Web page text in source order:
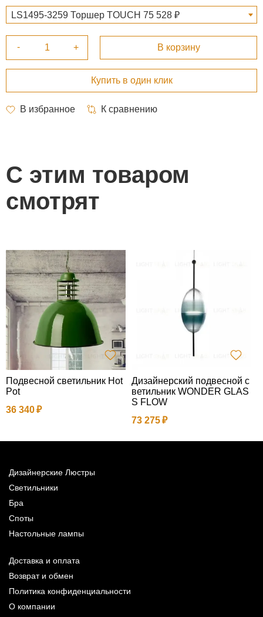
LS1495-3259 Торшер TOUCH 75 528 ₽
С этим товаром
смотрят
Подвесной светильник Hot
Pot
36 340
Дизайнерский подвесной с
ветильник WONDER GLAS
S FLOW
73 275
Дизайнерские Люстры
Светильники
Бра
Споты
Настольные лампы
Доставка и оплата
Возврат и обмен
Политика конфиденциальности
О компании